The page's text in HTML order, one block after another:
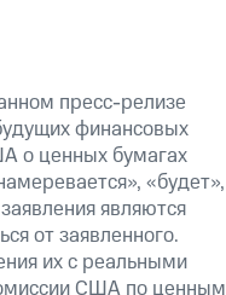
пресс-релизе
финансовых
о ценных бумагах
«будет»,
являются
от заявленного.
их с реальными
США по ценным